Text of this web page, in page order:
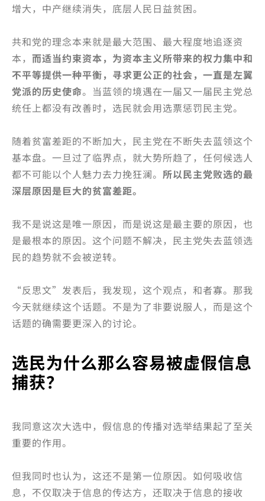
增大，中产继续消失，底层人民日益贫困。
共和党的理念本来就是最大范围、最大程度地追逐资
本， 而适当约束资本，为资本主义所带来的权力集中和
不平等提供一种平衡，寻求更公正的社会，一直是左翼
党派的历史使命。当蓝领的境遇在一届又一届民主党总
统任上都没有改善时，选民就会用选票惩罚民主党。
随着贫富差距的不断加大，民主党在不断失去蓝领这个
基本盘。一旦过了临界点，就大势所趋了，任何候选人
都不可能以个人魅力去力挽狂澜。 所以民主党败选的最
深层原因是巨大的贫富差距。
我不是说这是唯一原因，而是说这是最主要的原因，也
是最根本的原因。这个问题不解决，民主党失去蓝领选
民的趋势就不会被逆转。
“反思文”发表后，我发现，这个观点，和者寡。那我
今天就继续这个话题。不是为了非要说服人，而是这个
话题的确需要更深入的讨论。
选民为什么那么容易被虚假信息
捕获？
我同意这次大选中，假信息的传播对选举结果起了至关
重要的作用。
但我同时也认为，这还不是第一位原因。如何吸收信
息，不仅取决于信息的传达方，还取决于信息的接收